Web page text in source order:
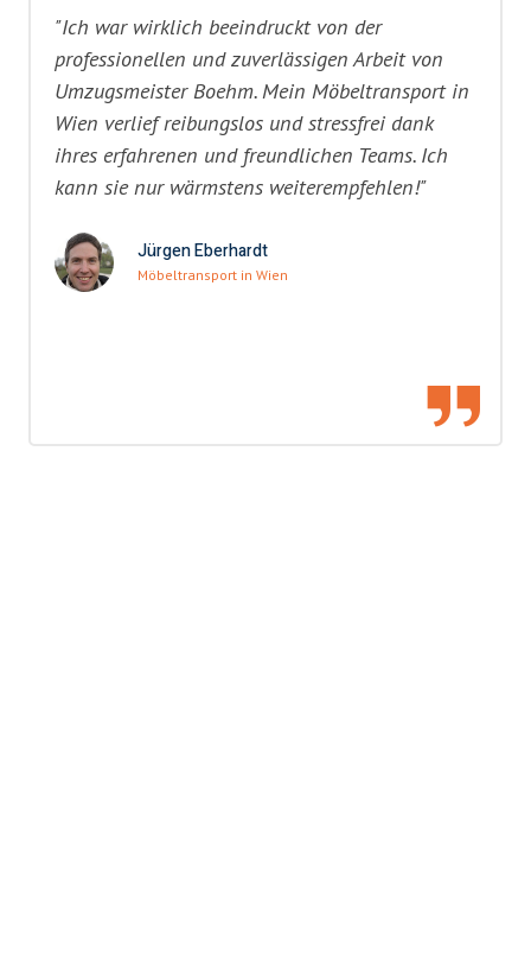
"Ich war wirklich beeindruckt von der
professionellen und zuverlässigen Arbeit von
Umzugsmeister Boehm. Mein Möbeltransport in
Wien verlief reibungslos und stressfrei dank
ihres erfahrenen und freundlichen Teams. Ich
kann sie nur wärmstens weiterempfehlen!"
Jürgen Eberhardt
Möbeltransport in Wien